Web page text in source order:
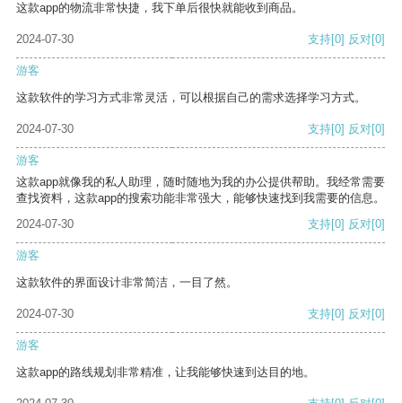
这款app的物流非常快捷，我下单后很快就能收到商品。
2024-07-30 支持[0] 反对[0]
游客
这款软件的学习方式非常灵活，可以根据自己的需求选择学习方式。
2024-07-30 支持[0] 反对[0]
游客
这款app就像我的私人助理，随时随地为我的办公提供帮助。我经常需要
查找资料，这款app的搜索功能非常强大，能够快速找到我需要的信息。
2024-07-30
支持[0] 反对[0]
游客
这款软件的界面设计非常简洁，一目了然。
2024-07-30 支持[0] 反对[0]
游客
这款app的路线规划非常精准，让我能够快速到达目的地。